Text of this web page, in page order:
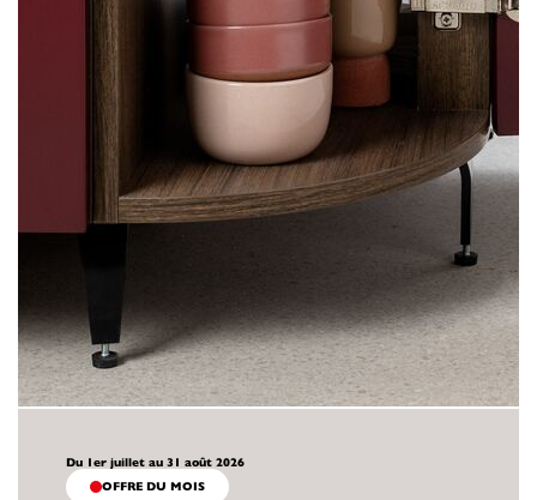
Du 1er juillet au 31 août 2026
OFFRE DU MOIS